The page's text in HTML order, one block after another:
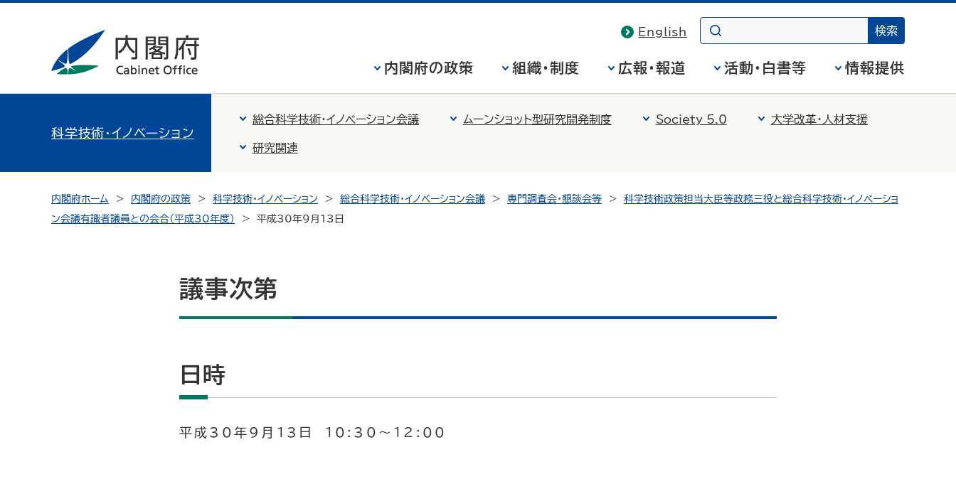
English
内閣府の政策 組織・制度 広報・報道 活動・白書等 情報提供
科学技術・イノベーション
総合科学技術・イノベーション会議 ムーンショット型研究開発制度 Society 5.0 大学改革・人材支援
研究関連
内閣府ホーム 内閣府の政策 科学技術・イノベーション 総合科学技術・イノベーション会議 専門調査会・懇談会等
科学技術政策担当大臣等政務三役と総合科学技術・イノベーショ
ン会議有識者議員との会合（平成30年度）
平成30年9月13日
議事次第
日時
平成30年9月13日 10:30～12:00